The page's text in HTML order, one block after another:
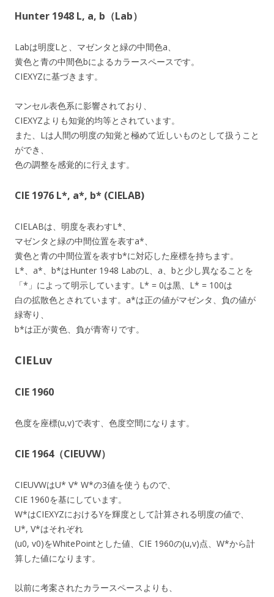
Hunter 1948 L, a, b（Lab）
Labは明度Lと、マゼンタと緑の中間色a、
黄色と青の中間色bによるカラースペースです。
CIEXYZに基づきます。
マンセル表色系に影響されており、
CIEXYZよりも知覚的均等とされています。
また、Lは人間の明度の知覚と極めて近しいものとして扱うこと
ができ、
色の調整を感覚的に行えます。
CIE 1976 L*, a*, b* (CIELAB)
CIELABは、明度を表わすL*、
マゼンタと緑の中間位置を表すa*、
黄色と青の中間位置を表すb*に対応した座標を持ちます。
L*、a*、b*はHunter 1948 LabのL、a、bと少し異なることを
「*」によって明示しています。L* = 0は黒、L* = 100は
白の拡散色とされています。a*は正の値がマゼンタ、負の値が
緑寄り、
b*は正が黄色、負が青寄りです。
CIELuv
CIE 1960
色度を座標(u,v)で表す、色度空間になります。
CIE 1964（CIEUVW）
CIEUVWはU* V* W*の3値を使うもので、
CIE 1960を基にしています。
W*はCIEXYZにおけるYを輝度として計算される明度の値で、
U*, V*はそれぞれ
(u0, v0)をWhitePointとした値、CIE 1960の(u,v)点、W*から計
算した値になります。
以前に考案されたカラースペースよりも、